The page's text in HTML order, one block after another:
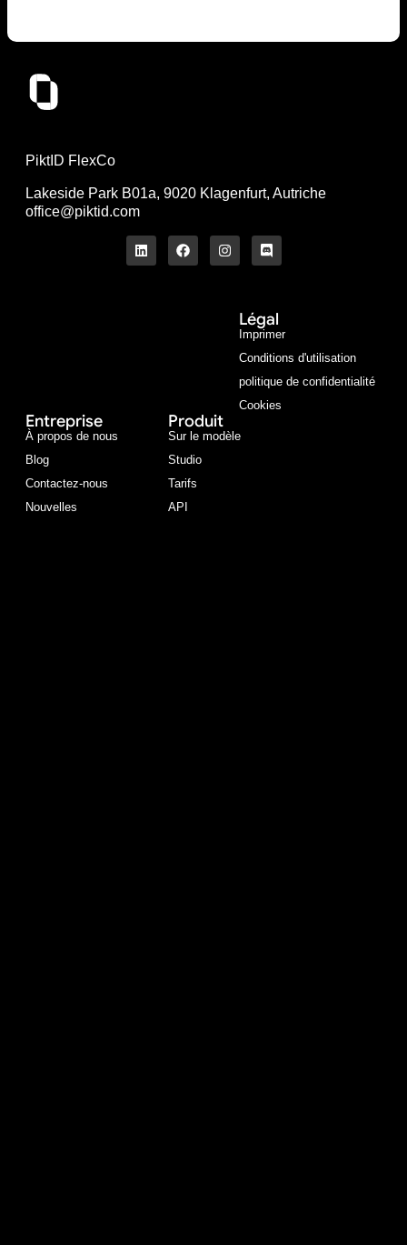
PiktID FlexCo
Lakeside Park B01a, 9020 Klagenfurt, Autriche
office@piktid.com
Légal
Imprimer
Conditions d'utilisation
politique de confidentialité
Cookies
Entreprise
À propos de nous
Blog
Contactez-nous
Nouvelles
Produit
Sur le modèle
Studio
Tarifs
API